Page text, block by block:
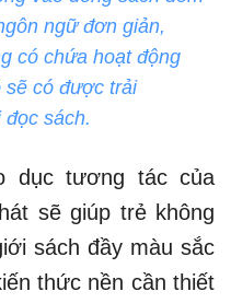
ngữ đơn giản,
có chứa hoạt động
sẽ có được trải
sách.
dục tương tác của
sẽ giúp trẻ không
sách đầy màu sắc
thức nền cần thiết